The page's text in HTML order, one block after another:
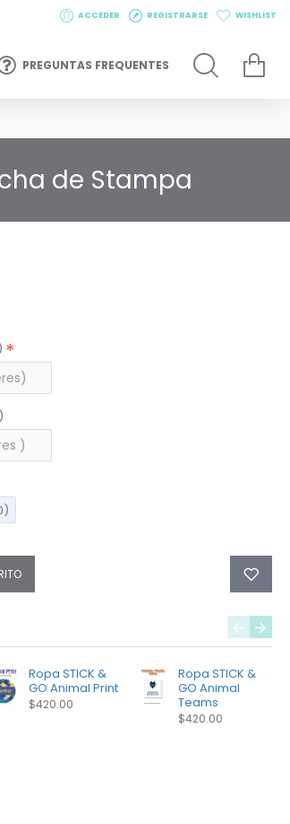
ACCEDER REGISTRARSE WISHLIST
PREGUNTAS FREQUENTES
de Stampa
Ropa STICK &
GO Animal Print
$420.00
Ropa STICK &
GO Animal
Teams
$420.00